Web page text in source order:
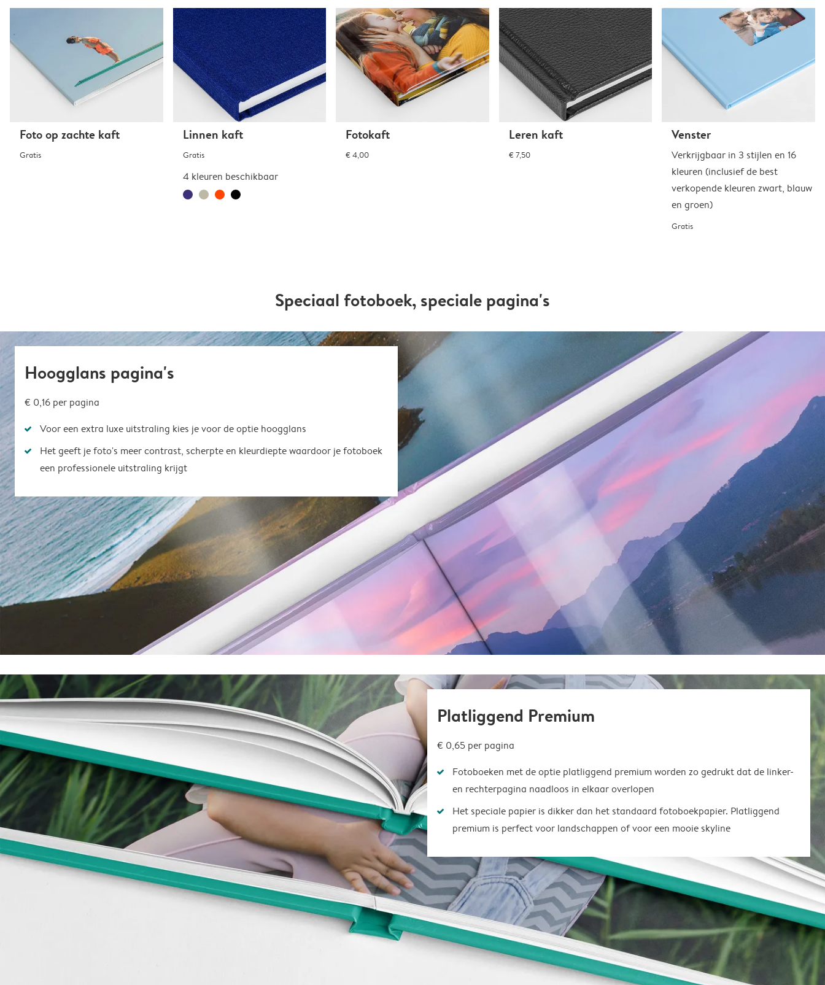
Foto op zachte kaft
Gratis
Linnen kaft
Gratis
4 kleuren beschikbaar
Fotokaft
€ 4,00
Leren kaft
€ 7,50
Venster
Verkrijgbaar in 3 stijlen en 16
kleuren (inclusief de best
verkopende kleuren zwart, blauw
en groen)
Gratis
Speciaal fotoboek, speciale pagina's
Hoogglans pagina's
€ 0,16 per pagina
Voor een extra luxe uitstraling kies je voor de optie hoogglans
Het geeft je foto's meer contrast, scherpte en kleurdiepte waardoor je fotoboek
een professionele uitstraling krijgt
Platliggend Premium
€ 0,65 per pagina
Fotoboeken met de optie platliggend premium worden zo gedrukt dat de linker-
en rechterpagina naadloos in elkaar overlopen
Het speciale papier is dikker dan het standaard fotoboekpapier. Platliggend
premium is perfect voor landschappen of voor een mooie skyline